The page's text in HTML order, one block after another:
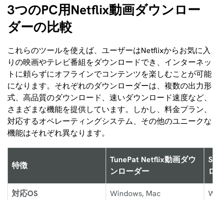
3つのPC用Netflix動画ダウンロー
ダーの比較
これらのツールを使えば、ユーザーはNetflixからお気に入
りの映画やテレビ番組をダウンロードでき、インターネッ
トに頼らずにオフラインでコンテンツを楽しむことが可能
になります。それぞれのダウンローダーは、複数の出力形
式、高品質のダウンロード、速いダウンロード速度など、
さまざまな機能を提供しています。しかし、料金プラン、
対応するオペレーティングシステム、その他のユニークな
機能はそれぞれ異なります。
特徴
TunePat Netflix動画ダウ
ンローダー
ロ
対応OS Windows, Mac